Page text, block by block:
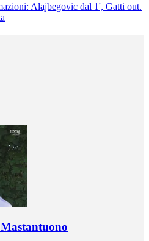
Alajbegovic dal 1', Gatti out.